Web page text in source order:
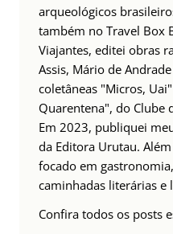
arqueológicos
também no Travel Box
Viajantes, editei obras
Assis, Mário de
coletâneas "Micros,
Quarentena", do Clube
Em 2023, publiquei
da Editora Urutau.
focado em
caminhadas literárias e
Confira todos os posts